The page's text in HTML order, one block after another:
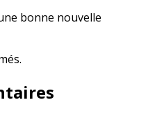
bonne nouvelle